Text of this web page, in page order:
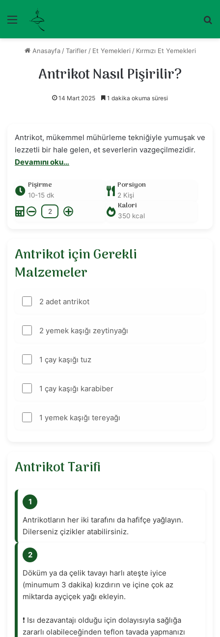
Menü
Anasayfa / Tarifler / Et Yemekleri / Kırmızı Et Yemekleri
Antrikot Nasıl Pişirilir?
14 Mart 2025 1 dakika okuma süresi
Antrikot, mükemmel mühürleme tekniğiyle yumuşak ve
lezzetli bir hale gelen, et severlerin vazgeçilmezidir.
Devamını oku…
Pişirme
10-15 dk
Porsiyon
2 Kişi
2 Kalori
350 kcal
Antrikot için Gerekli
Malzemeler
2 adet antrikot
2 yemek kaşığı zeytinyağı
1 çay kaşığı tuz
1 çay kaşığı karabiber
1 yemek kaşığı tereyağı
Antrikot Tarifi
1
Antrikotların her iki tarafını da hafifçe yağlayın.
Dilerseniz çizikler atabilirsiniz.
2
Döküm ya da çelik tavayı harlı ateşte iyice
(minumum 3 dakika) kızdırın ve içine çok az
miktarda ayçiçek yağı ekleyin.
❗️ Isı dezavantajı olduğu için dolayısıyla sağlığa
zararlı olabileceğinden teflon tavada yapmanızı